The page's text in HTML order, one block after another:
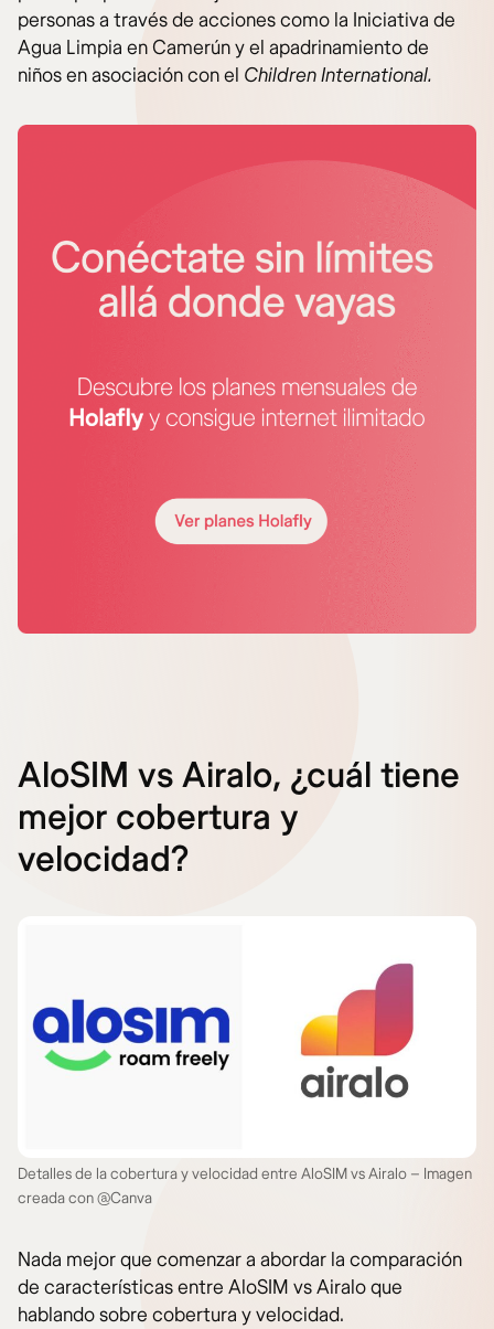
personas a través de acciones como la Iniciativa de
Agua Limpia en Camerún y el apadrinamiento de
niños en asociación con el Children International.
AloSIM vs Airalo, ¿cuál tiene
mejor cobertura y
velocidad?
Detalles de la cobertura y velocidad entre AloSIM vs Airalo – Imagen
creada con @Canva
Nada mejor que comenzar a abordar la comparación
de características entre AloSIM vs Airalo que
hablando sobre cobertura y velocidad.